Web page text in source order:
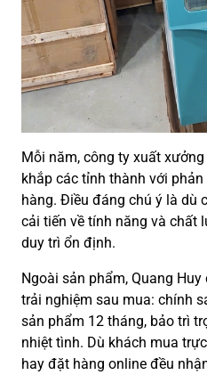
Mỗi năm, công ty xuất
khắp các tỉnh thành với
hàng. Điều đáng chú ý là dù
cải tiến về tính năng và chất
duy trì ổn định.
Ngoài sản phẩm, Quang
trải nghiệm sau mua: chính
sản phẩm 12 tháng, bảo trì
nhiệt tình. Dù khách mua
hay đặt hàng online đều